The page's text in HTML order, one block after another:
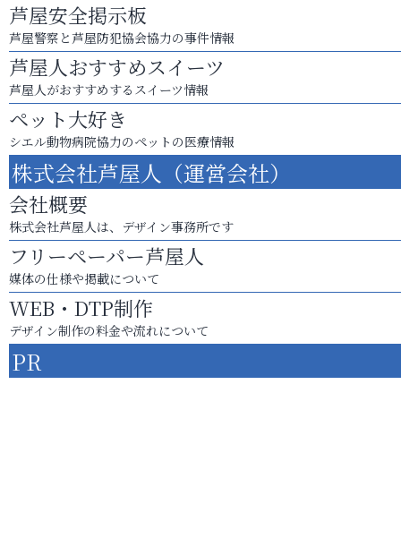
芦屋安全掲示板
芦屋警察と芦屋防犯協会協力の事件情報
芦屋人おすすめスイーツ
芦屋人がおすすめするスイーツ情報
ペット大好き
シエル動物病院協力のペットの医療情報
株式会社芦屋人（運営会社）
会社概要
株式会社芦屋人は、デザイン事務所です
フリーペーパー芦屋人
媒体の仕様や掲載について
WEB・DTP制作
デザイン制作の料金や流れについて
PR